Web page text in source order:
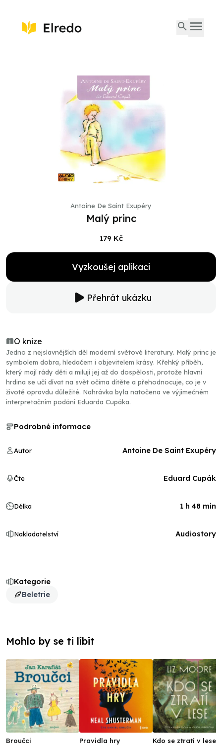
Antoine De Saint Exupéry
Malý princ
179 Kč
Vyzkoušej aplikaci
Přehrát ukázku
O knize
Jedno z nejslavnějších děl moderní světové literatury. Malý princ je
symbolem dobra, hledačem i objevitelem krásy. Křehký příběh,
který mají rády děti a milují jej až do dospělosti, protože hlavní
hrdina se učí dívat na svět očima dítěte a přehodnocuje, co je v
životě opravdu důležité. Nahrávka byla natočena ve výjimečném
interpretačním podání Eduarda Cupáka.
Kategorie
Beletrie
Podrobné informace
Autor Antoine De Saint Exupéry
Čte Eduard Cupák
Délka 1 h 48 min
Nakladatelství Audiostory
Mohlo by se ti líbit
Broučci
Pravidla hry
Kdo se ztratí v lese